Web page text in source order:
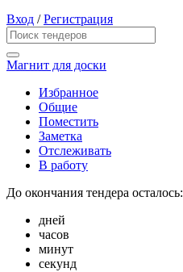
Вход /Регистрация
Магнит для доски
Избранное
Общие
Поместить
Заметка
Отслеживать
В работу
До окончания тендера осталось:
дней
часов
минут
секунд